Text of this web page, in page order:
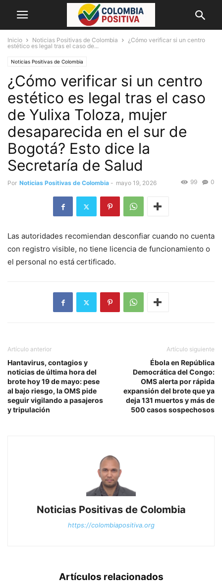
Inicio Noticias Positivas de Colombia
¿Cómo verificar si un centro
estético es legal tras el caso de...
Noticias Positivas de Colombia
¿Cómo verificar si un centro
estético es legal tras el caso
de Yulixa Toloza, mujer
desaparecida en el sur de
Bogotá? Esto dice la
Secretaría de Salud
Por Noticias Positivas de Colombia - mayo 19, 2026 0
99
Las autoridades recomiendan desconfiar cuando no cuenta
con registro visible, no tiene licencia de funcionamiento o
el personal no está certificado.
Artículo anterior
Hantavirus, contagios y
noticias de última hora del
brote hoy 19 de mayo: pese
al bajo riesgo, la OMS pide
seguir vigilando a pasajeros
y tripulación
Artículo siguiente
Ébola en República
Democrática del Congo:
OMS alerta por rápida
expansión del brote que ya
deja 131 muertos y más de
500 casos sospechosos
Noticias Positivas de Colombia
https://colombiapositiva.org
Artículos relacionados